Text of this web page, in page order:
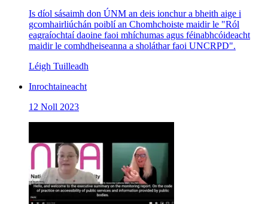
Is díol sásaimh don ÚNM an deis ionchur a bheith aige i
gcomhairliúchán poiblí an Chomhchoiste maidir le "Ról
eagraíochtaí daoine faoi mhíchumas agus féinabhcóideacht
maidir le comhdheiseanna a sholáthar faoi UNCRPD".
Léigh Tuilleadh
Inrochtaineacht
12 Noll 2023